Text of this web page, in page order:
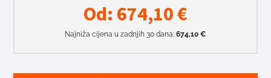
Od:674,10€
Najniža cijena u zadnjih 30 dana: 674,10 €